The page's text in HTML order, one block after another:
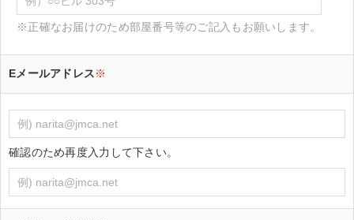
※正確なお届けのため部屋番号等のご記入もお願いします。
Eメールアドレス※
確認のため再度入力して下さい。